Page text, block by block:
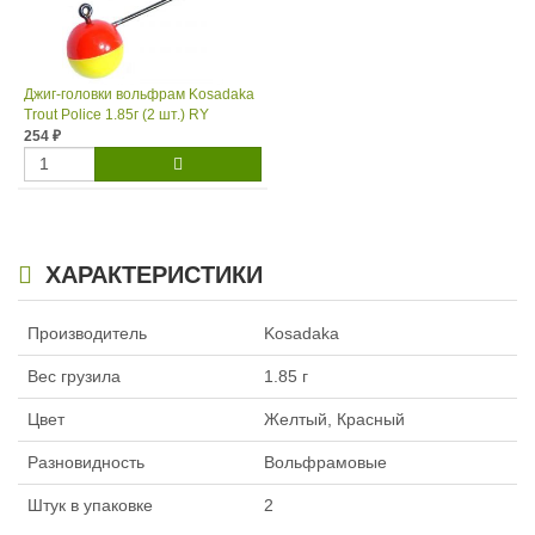
Джиг-головки вольфрам Kosadaka
Trout Police 1.85г (2 шт.) RY
254 ₽
ХАРАКТЕРИСТИКИ
Производитель Kosadaka
Вес грузила 1.85 г
Цвет Желтый, Красный
Разновидность Вольфрамовые
Штук в упаковке 2